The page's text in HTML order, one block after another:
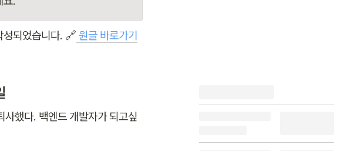
성되었습니다. 🔗 원글 바로가기
했다. 백엔드 개발자가 되고싶